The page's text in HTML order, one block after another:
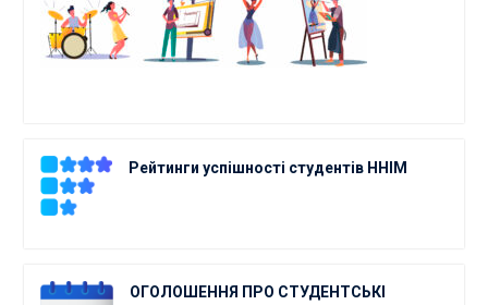
Рейтинги успішності студентів ННІМ
ОГОЛОШЕННЯ ПРО СТУДЕНТСЬКІ